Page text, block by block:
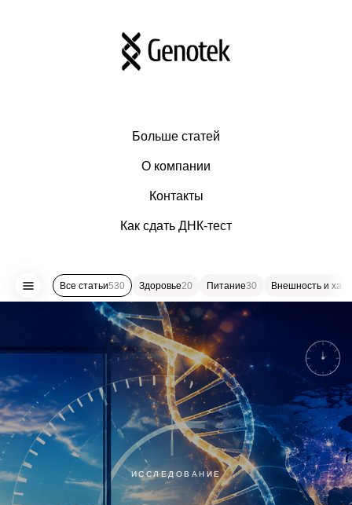
Больше статей
О компании
Контакты
Как сдать ДНК-тест
Все статьи530 Здоровье20 Питание30 Внешность и
ИССЛЕДОВАНИЕ